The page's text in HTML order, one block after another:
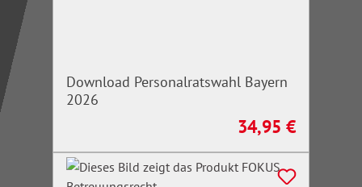
Download Personalratswahl Bayern
2026
Regulärer Preis:
34,95 €